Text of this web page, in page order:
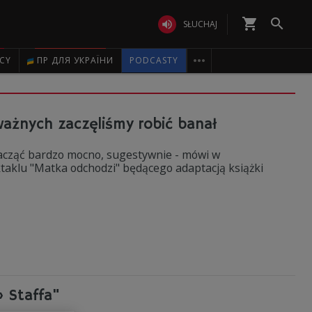
 SŁUCHAJ shopping_cart 
ПР ДЛЯ УКРАЇНИ PODCASTY 
zaczęliśmy robić banał
bardzo mocno, sugestywnie - mówi w
"Matka odchodzi" będącego adaptacją książki
Staffa"